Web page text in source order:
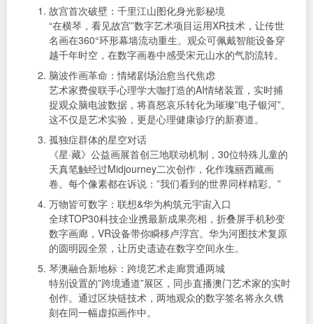
故宫首次破壁：千里江山图化身光影秘境
“在横琴，看见故宫”数字艺术项目运用XR技术，让传世
名画在360°环形幕墙流动重生。观众可佩戴智能设备穿
越千年时空，在数字画卷中感受宋元山水的气韵流转。
脑波作画革命：情绪剧场治愈当代焦虑
艺术家费俊联手心理学大咖打造的AI情绪装置，实时捕
捉观众脑电波数据，将喜怒哀乐转化为璀璨”电子银河”。
这不仅是艺术实验，更是心理健康诊疗的新赛道。
孤独症群体的星空对话
《星·藏》公益画展首创三地联动机制，30位特殊儿童的
天真笔触经过Midjourney二次创作，化作瑰丽西藏画
卷。每个像素都在诉说：”我们看到的世界同样精彩。”
万物皆可数字：联想&华为构筑元宇宙入口
全球TOP30科技企业携最新成果亮相，折叠屏手机秒变
数字画廊，VR设备带你瞬移卢浮宫。华为河图技术复原
的圆明园全景，让历史遗迹在数字空间永生。
琴澳融合新地标：跨境艺术走廊贯通两城
特别设置的”跨境通道”展区，同步直播澳门艺术家的实时
创作。通过区块链技术，两地观众的数字签名将永久镌
刻在同一幅虚拟画作中。